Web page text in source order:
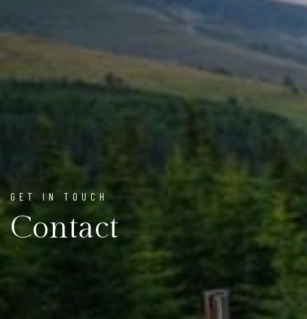
GET IN TOUCH
Contact